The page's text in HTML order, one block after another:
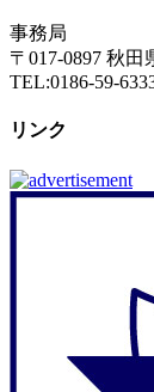
事務局
〒017-0897 秋
TEL:0186-59-
リンク